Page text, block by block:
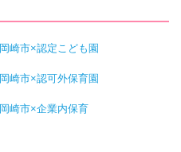
岡崎市×認定こども園
岡崎市×認可外保育園
岡崎市×企業内保育